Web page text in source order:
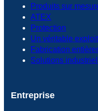
Produits sur
ATEX
Protection
Un véritable
Fabrication
Solutions
Entreprise